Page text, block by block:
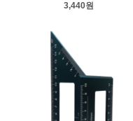
3,440원